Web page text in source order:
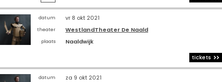
datum vr 8 okt 2021
theater WestlandTheater De Naald
plaats
Naaldwijk
tickets
datum za 9 okt 2021